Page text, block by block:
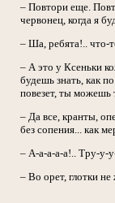
– Повтори еще.
червонец, когда я
– Ша, ребята!.. что-
– А это у Ксеньки
будешь знать, как
повезет, ты можешь
– Да все, кранты,
без сопения... как
– А-а-а-а-а!.. Тру-у-
– Во орет, глотки не